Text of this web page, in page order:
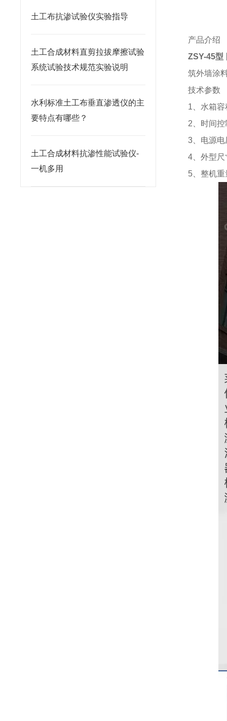
土工布抗渗试验仪实验指导
土工合成材料直剪拉拔摩擦试验
系统试验技术规范实验说明
水利标准土工布垂直渗透仪的主
要特点有哪些？
土工合成材料抗渗性能试验仪-
一机多用
产品介绍
ZSY-45型
筑外墙涂
技术参数
1 、水箱
2 、时间
3 、电源
4 、外型
5 、整机